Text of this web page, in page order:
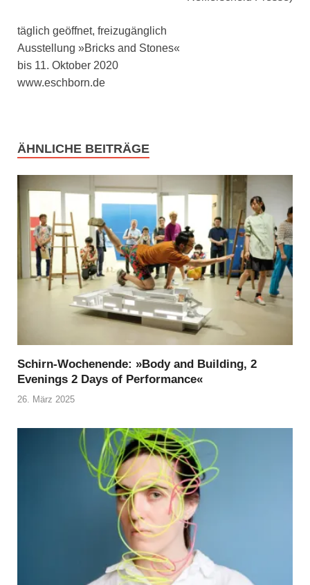
täglich geöffnet, freizugänglich
Ausstellung »Bricks and Stones«
bis 11. Oktober 2020
www.eschborn.de
ÄHNLICHE BEITRÄGE
Schirn-Wochenende: »Body and Building, 2
Evenings 2 Days of Performance«
26. März 2025